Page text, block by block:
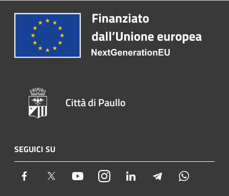
Città di Paullo
SEGUICI SU
Facebook Twitter YoutubeInstagram LinkedIn Telegram